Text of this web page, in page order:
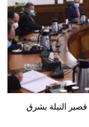
قصير التيلة بشرق